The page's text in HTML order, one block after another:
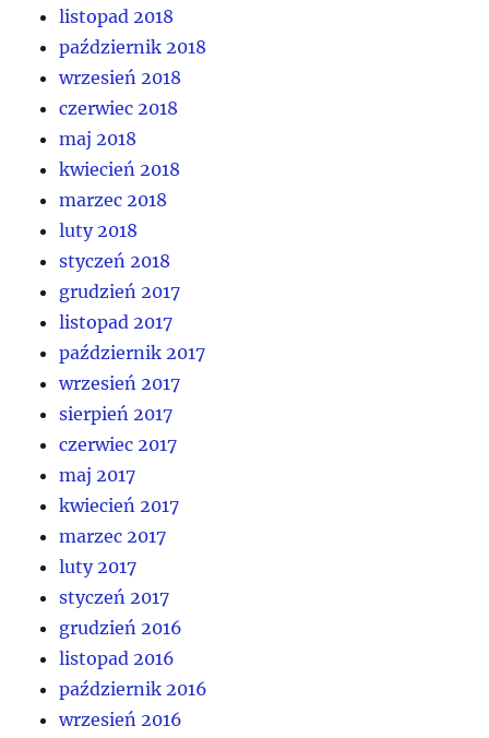
listopad 2018
październik 2018
wrzesień 2018
czerwiec 2018
maj 2018
kwiecień 2018
marzec 2018
luty 2018
styczeń 2018
grudzień 2017
listopad 2017
październik 2017
wrzesień 2017
sierpień 2017
czerwiec 2017
maj 2017
kwiecień 2017
marzec 2017
luty 2017
styczeń 2017
grudzień 2016
listopad 2016
październik 2016
wrzesień 2016